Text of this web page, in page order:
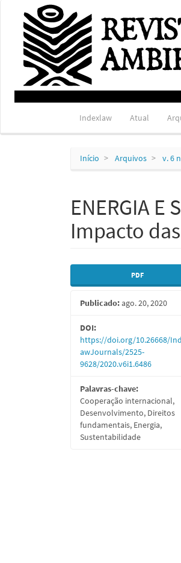
Navegação
Principal
Conteúdo
principal
Barra
Lateral
Indexlaw Atual
Início Arquivos v. 6
ENERGIA E
Impacto
Barra
lateral
de
artigos
PDF
Publicado:ago. 20, 2020
DOI:
https://doi.org/10.26668/
awJournals/2525-
9628/2020.v6i1.6486
Palavras-chave:
Cooperação internacional,
Desenvolvimento, Direitos
fundamentais, Energia,
Sustentabilidade